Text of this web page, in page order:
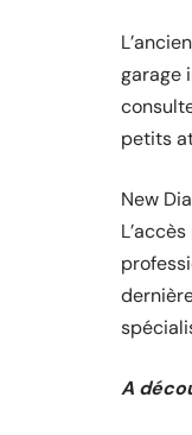
garage
petits
New
A